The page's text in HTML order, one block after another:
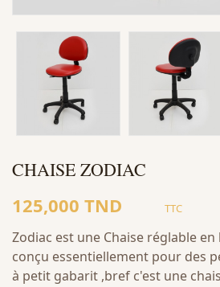
CHAISE ZODIAC
125,000 TND TTC
Zodiac est une Chaise réglable
conçu essentiellement pour des
à petit gabarit ,bref c'est une